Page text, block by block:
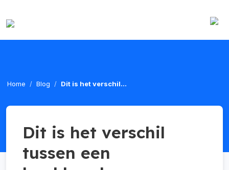
Home Blog Dit is het verschil...
Dit is het verschil
tussen een